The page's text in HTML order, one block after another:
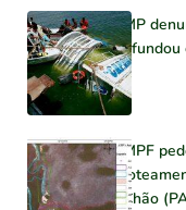
MP
afundou
MPF
Chão